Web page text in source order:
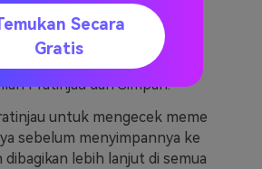
atas dan bawah foto,
privasi meme beserta
opsi "Buat Meme".
Pratinjau dan Simpan.
untuk mengecek meme
sebelum menyimpannya ke
dibagikan lebih lanjut di semua
Secara
Gratis